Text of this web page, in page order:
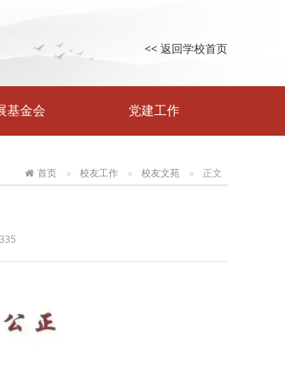
<< 返回学校首页
基金会 党建工作
首页 校友工作 校友文苑 正文